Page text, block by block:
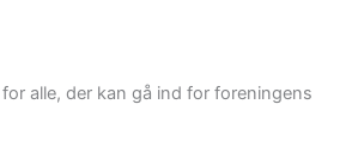
alle, der kan gå ind for foreningens